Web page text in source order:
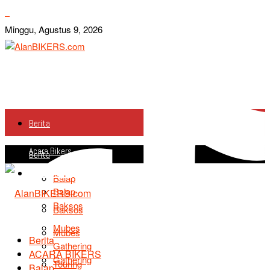
Minggu, Agustus 9, 2026
Berita
Acara Bikers
Balap
Baksos
Mubes
Gathering
Berita
Acara Bikers
Balap
Baksos
Mubes
Gathering
Touring
Berita
ACARA BIKERS